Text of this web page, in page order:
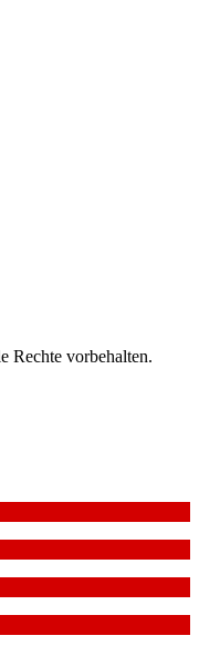
Rechte vorbehalten.